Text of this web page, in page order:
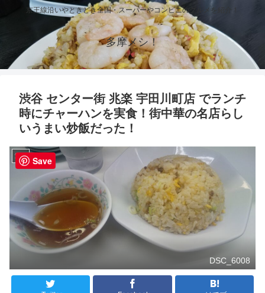
京王線沿いやときどき全国・スーパーやコンビニのグルメを紹介！
多摩メシ！
渋谷 センター街 兆楽 宇田川町店 でランチ
時にチャーハンを実食！街中華の名店らし
いうまい炒飯だった！
渋谷
DSC_6008
Save